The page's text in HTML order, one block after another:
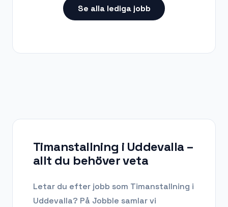
Se alla lediga jobb
Timanstallning i Uddevalla –
allt du behöver veta
Letar du efter jobb som Timanstallning i
Uddevalla? På Jobble samlar vi